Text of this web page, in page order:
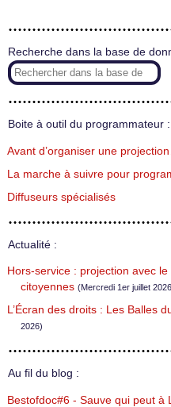
Recherche dans la base de
Boite à outil du programmateur :
Avant d’organiser une
La marche à suivre pour
Diffuseurs spécialisés
Actualité :
Hors-service : projection avec
citoyennes (Mercredi 1er juillet
L’Écran des droits : Les Balles
2026)
Au fil du blog :
Bestofdoc#6 - Sauve qui peut à